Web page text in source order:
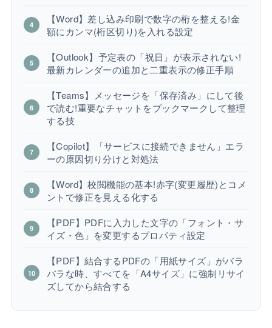
【Word】差し込み印刷で数字の桁を整える!金
額にカンマ(桁区切り)を入れる設定
【Outlook】予定表の「祝日」が表示されない!
最新カレンダーの追加と二重表示の修正手順
【Teams】メッセージを「保存済み」にして後
で読む!重要なチャットをブックマークして整理
する技
【Copilot】「サービスに接続できません」エラ
ーの原因切り分けと対処法
【Word】校閲機能の基本!赤字(変更履歴)とコメ
ントで修正を見える化する
【PDF】PDFに入力した文字の「フォント・サ
イズ・色」を変更するプロパティ設定
【PDF】結合するPDFの「用紙サイズ」がバラ
バラな時、すべてを「A4サイズ」に強制リサイ
ズしてから結合する